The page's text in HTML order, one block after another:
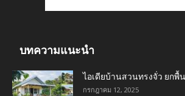
บทความแนะนำ
ไอเดียบ้านสวนทรงจั่ว ยกพื้
กรกฎาคม 12, 2025